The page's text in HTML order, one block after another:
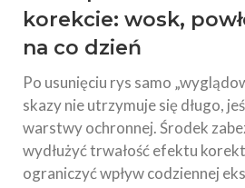
korekcie: wosk,
na co dzień
Po usunięciu rys samo
skazy nie utrzymuje się długo,
warstwy ochronnej. Środek
wydłużyć trwałość efektu
ograniczyć wpływ codziennej